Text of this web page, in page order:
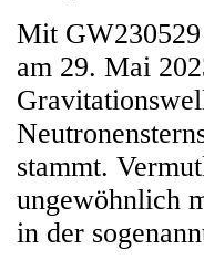
Mit
am 29. Mai
stammt.
ungewöhnlich
in der